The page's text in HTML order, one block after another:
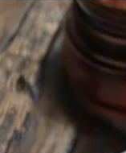
Opening